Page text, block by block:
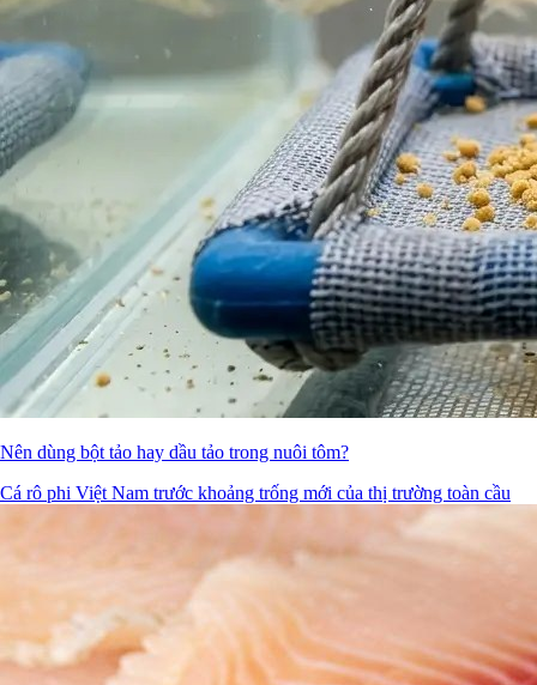
Nên dùng bột tảo hay dầu tảo trong nuôi tôm?
Cá rô phi Việt Nam trước khoảng trống mới của thị trường toàn cầu